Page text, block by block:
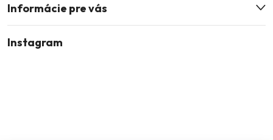
Informácie pre vás
Instagram